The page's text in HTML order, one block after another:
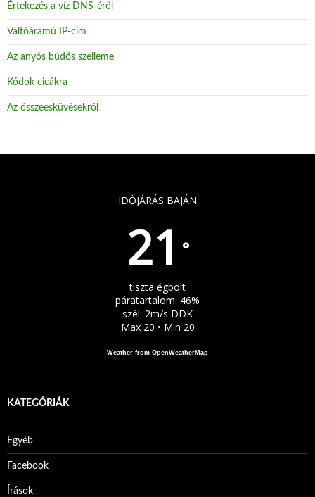
Értekezés a víz DNS-éről
Váltóáramú IP-cím
Az anyós büdös szelleme
Kódok cicákra
Az összeesküvésekről
IDŐJÁRÁS BAJÁN
21 °
tiszta égbolt
páratartalom: 46%
szél: 2m/s DDK
Max 20 • Min 20
Weather from OpenWeatherMap
KATEGÓRIÁK
Egyéb
Facebook
Írások